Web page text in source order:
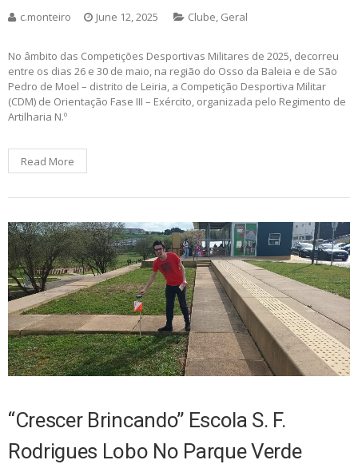
c.monteiro June 12, 2025 Clube, Geral
No âmbito das Competições Desportivas Militares de 2025, decorreu
entre os dias 26 e 30 de maio, na região do Osso da Baleia e de São
Pedro de Moel – distrito de Leiria, a Competição Desportiva Militar
(CDM) de Orientação Fase III – Exército, organizada pelo Regimento de
Artilharia N.º
Read More
“Crescer Brincando” Escola S. F.
Rodrigues Lobo No Parque Verde